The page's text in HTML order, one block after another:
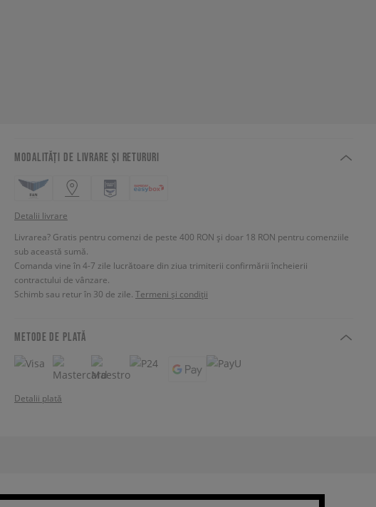
MODALITĂȚI DE LIVRARE ȘI RETURURI
Detalii livrare
Livrarea? Gratis pentru comenzi de peste 400 RON și doar 18 RON pentru comenziile
sub această sumă.
Comanda vine în 4-7 zile lucrătoare din ziua trimiterii confirmării încheierii
contractului de vânzare.
Schimb sau retur în 30 de zile. Termeni și condiții
METODE DE PLATĂ
Detalii plată